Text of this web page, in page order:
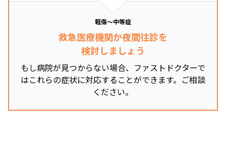
軽傷～中等症
救急医療機関か夜間往診を
検討しましょう
もし病院が見つからない場合、ファストドクターで
はこれらの症状に対応することができます。ご相談
ください。